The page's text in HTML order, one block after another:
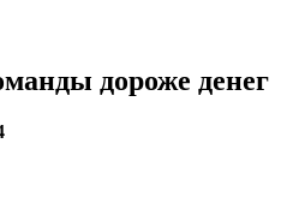
дороже денег